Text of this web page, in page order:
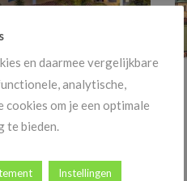
op ál je
Vanaf 14 november
en daarmee vergelijkbare
analytische,
om je een optimale
te bieden.
Instellingen